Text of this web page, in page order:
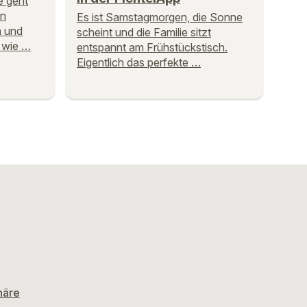
und
wie …
Es ist Samstagmorgen, die Sonne
scheint und die Familie sitzt
entspannt am Frühstückstisch.
Eigentlich das perfekte …